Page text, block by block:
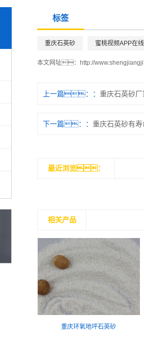
标签
重庆石英砂 蜜桃视频APP在
本文网址： http://
上一篇： 重庆石英砂
下一篇： 重庆石英砂有
最近浏览：
相关产品
重庆环氧地坪石英砂